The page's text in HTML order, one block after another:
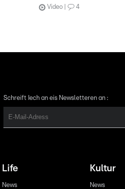
Video 4
Schreift Iech an eis Newsletteren an :
Life
News
Kultur
News